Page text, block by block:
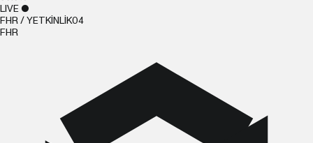
LIVE ●
FHR / YETKİNLİK04
FH R